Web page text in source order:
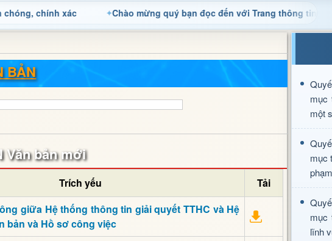
xác Chào mừng quý bạn đọc đến với Trang thông tin điện tử xã
BẢN
Văn bản mới
Trích yếu Tải
giữa Hệ thống thông tin giải quyết TTHC và Hệ
bản và Hồ sơ công việc
mục
một
mục
mục
lĩnh